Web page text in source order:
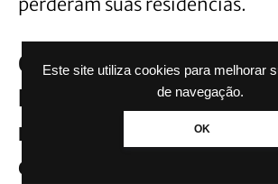
Este site utiliza cookies para melhorar
de navegação.
OK
Canoas terá
Minha Casa Minha Vida
mulheres e mães solo:
empreendimentos do